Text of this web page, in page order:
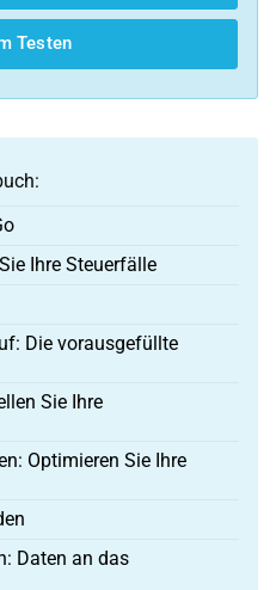
Testen
Ihre Steuerfälle
Die vorausgefüllte
Sie Ihre
Optimieren Sie Ihre
Daten an das